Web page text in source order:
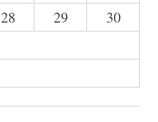
28 29
30